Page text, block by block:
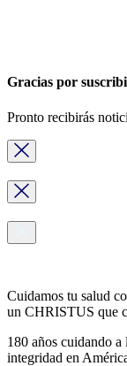
Gracias por
Pronto recibirás
Cuidamos tu salud
un CHRISTUS que
180 años cuidando
integridad en